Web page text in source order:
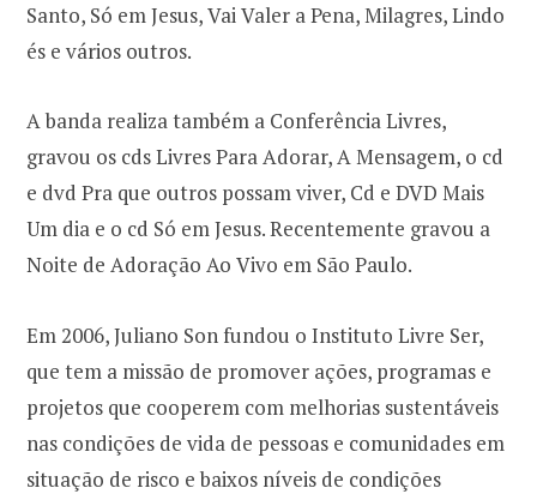
Santo, Só em Jesus, Vai Valer a Pena, Milagres, Lindo
és e vários outros.
A banda realiza também a Conferência Livres,
gravou os cds Livres Para Adorar, A Mensagem, o cd
e dvd Pra que outros possam viver, Cd e DVD Mais
Um dia e o cd Só em Jesus. Recentemente gravou a
Noite de Adoração Ao Vivo em São Paulo.
Em 2006, Juliano Son fundou o Instituto Livre Ser,
que tem a missão de promover ações, programas e
projetos que cooperem com melhorias sustentáveis
nas condições de vida de pessoas e comunidades em
situação de risco e baixos níveis de condições